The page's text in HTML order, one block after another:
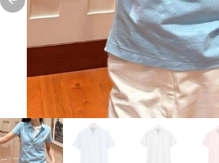
Previous slide